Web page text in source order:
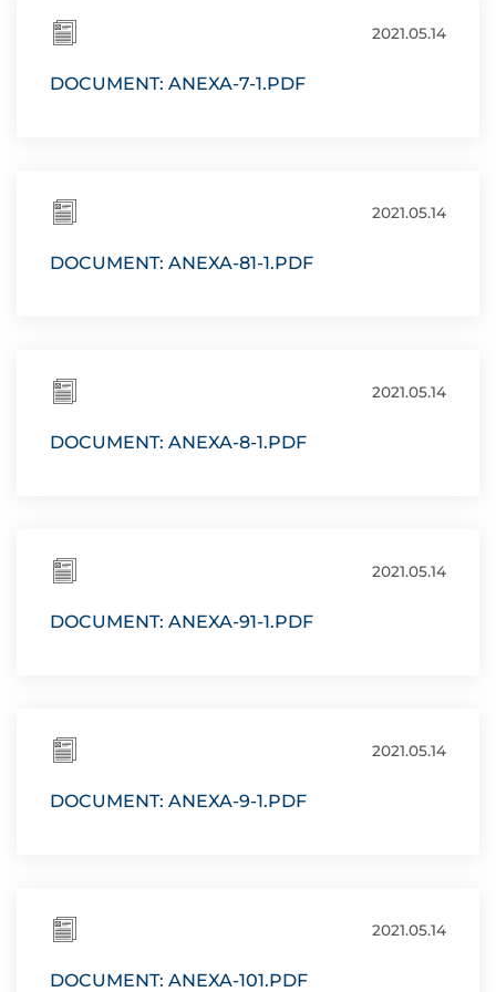
2021.05.14
DOCUMENT: ANEXA-7-1.PDF
2021.05.14
DOCUMENT: ANEXA-81-1.PDF
2021.05.14
DOCUMENT: ANEXA-8-1.PDF
2021.05.14
DOCUMENT: ANEXA-91-1.PDF
2021.05.14
DOCUMENT: ANEXA-9-1.PDF
2021.05.14
DOCUMENT: ANEXA-101.PDF